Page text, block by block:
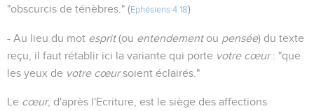
"obscurcis de ténèbres." (Ephésiens 4.18)
- Au lieu du mot esprit(ou entendementou pensée) du texte
reçu, il faut rétablir ici la variante qui porte votre cœur: "que
les yeux de votre cœursoient éclairés."
Le cœur, d'après l'Ecriture, est le siège des affections